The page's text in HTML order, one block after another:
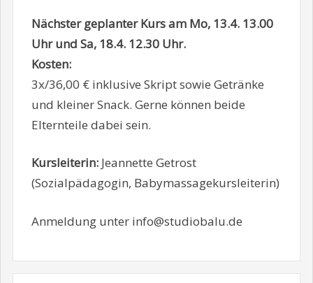
Nächster geplanter Kurs am Mo, 13.4. 13.00
Uhr und Sa, 18.4. 12.30 Uhr.
Kosten:
3x/36,00 € inklusive Skript sowie Getränke
und kleiner Snack. Gerne können beide
Elternteile dabei sein.
Kursleiterin:Jeannette Getrost
(Sozialpädagogin, Babymassagekursleiterin)
Anmeldung unter info@studiobalu.de